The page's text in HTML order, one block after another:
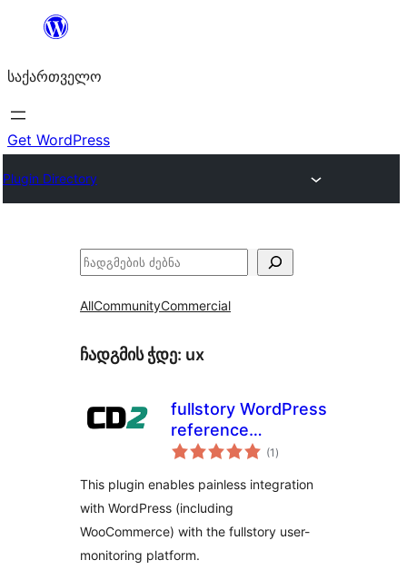
შიგთავსზე
საქართველო
Get WordPress
Plugin Directory
ძებნა
AllCommunityCommercial
ჩადგმის ჭდე: ux
fullstory WordPress
reference
integration
(1 საერთო
რეიტინგი
)
This plugin enables painless integration
with WordPress (including
WooCommerce) with the fullstory user-
monitoring platform.